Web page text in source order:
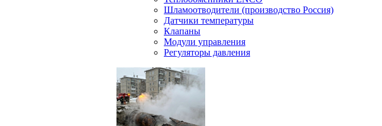
Шламоотводители (производство Россия)
Датчики температуры
Клапаны
Модули управления
Регуляторы давления